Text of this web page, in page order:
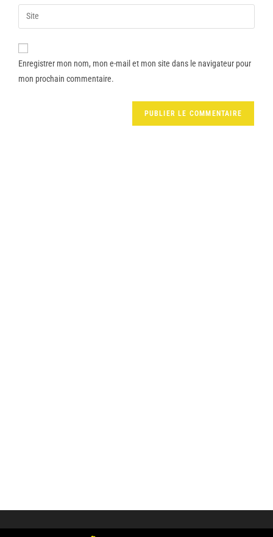
Enregistrer mon nom, mon e-mail et mon site dans le navigateur pour
mon prochain commentaire.